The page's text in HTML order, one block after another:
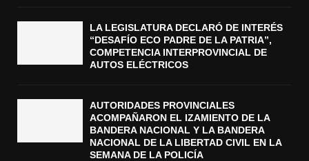
LA LEGISLATURA DECLARÓ DE INTERÉS
“DESAFÍO ECO PADRE DE LA PATRIA”,
COMPETENCIA INTERPROVINCIAL DE
AUTOS ELÉCTRICOS
AUTORIDADES PROVINCIALES
ACOMPAÑARON EL IZAMIENTO DE LA
BANDERA NACIONAL Y LA BANDERA
NACIONAL DE LA LIBERTAD CIVIL EN LA
SEMANA DE LA POLICÍA